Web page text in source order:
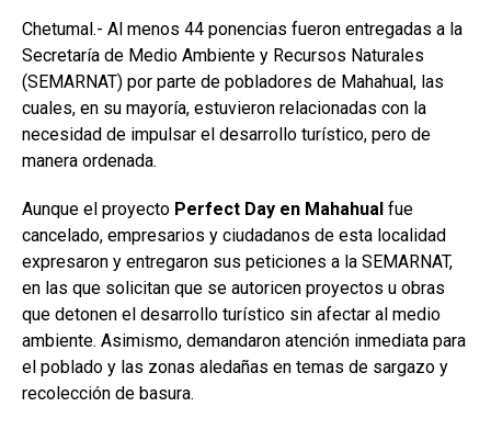
Chetumal.- Al menos 44 ponencias fueron entregadas a la
Secretaría de Medio Ambiente y Recursos Naturales
(SEMARNAT) por parte de pobladores de Mahahual, las
cuales, en su mayoría, estuvieron relacionadas con la
necesidad de impulsar el desarrollo turístico, pero de
manera ordenada.
Aunque el proyecto Perfect Day en Mahahual fue
cancelado, empresarios y ciudadanos de esta localidad
expresaron y entregaron sus peticiones a la SEMARNAT,
en las que solicitan que se autoricen proyectos u obras
que detonen el desarrollo turístico sin afectar al medio
ambiente. Asimismo, demandaron atención inmediata para
el poblado y las zonas aledañas en temas de sargazo y
recolección de basura.